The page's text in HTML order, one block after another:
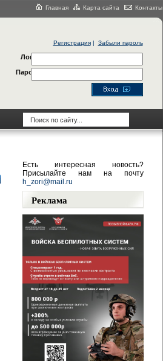
Главная Карта сайта Контакты
Регистрация| Забыли пароль
Логин
Пароль
Есть интересная новость?
Присылайте нам на почту
h_zori@mail.ru
Реклама